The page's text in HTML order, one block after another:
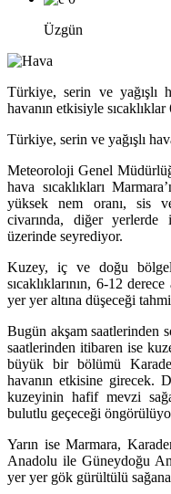
Üzgün
Türkiye, serin ve yağışlı
havanın etkisiyle
Türkiye, serin ve yağışlı
Meteoroloji Genel
hava sıcaklıkları
yüksek nem oranı, sis
civarında, diğer
üzerinde seyrediyor.
Kuzey, iç ve doğu
sıcaklıklarının, 6-12
yer yer altına düşeceği
Bugün akşam saatlerinden
saatlerinden itibaren ise
büyük bir bölümü
havanın etkisine girecek.
kuzeyinin hafif mevzi
bulutlu geçeceği
Yarın ise Marmara,
Anadolu ile Güneydoğu
yer yer gök gürültülü